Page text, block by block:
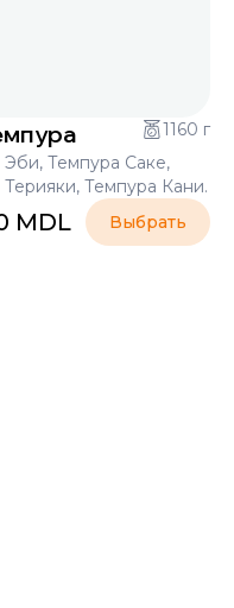
1160 г
Темпура Саке,
Темпура Кани.
MDL Выбрать